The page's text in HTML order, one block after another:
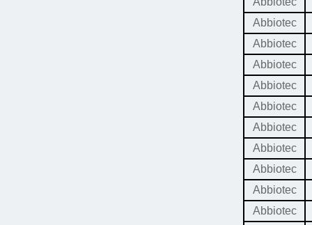
Abbiotec
Abbiotec
Abbiotec
Abbiotec
Abbiotec
Abbiotec
Abbiotec
Abbiotec
Abbiotec
Abbiotec